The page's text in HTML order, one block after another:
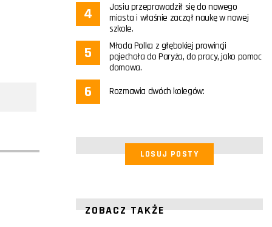
Jasiu przeprowadził się do nowego
miasta i właśnie zaczął naukę w nowej
szkole.
Młoda Polka z głębokiej prowincji
pojechała do Paryża, do pracy, jako pomoc
domowa.
Rozmawia dwóch kolegów:
LOSUJ POSTY
ZOBACZ TAKŻE